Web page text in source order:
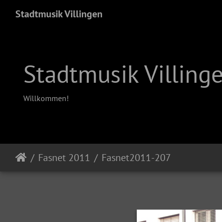
Stadtmusik Villingen
Stadtmusik
Willkommen!
Fasnet 2011 Fasnet2011-207